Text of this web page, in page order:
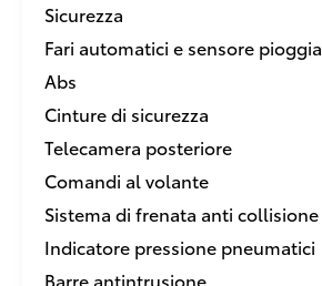
Sicurezza
Fari automatici e sensore pioggia
Abs
Cinture di sicurezza
Telecamera posteriore
Comandi al volante
Sistema di frenata anti collisione
Indicatore pressione pneumatici
Barre antintrusione